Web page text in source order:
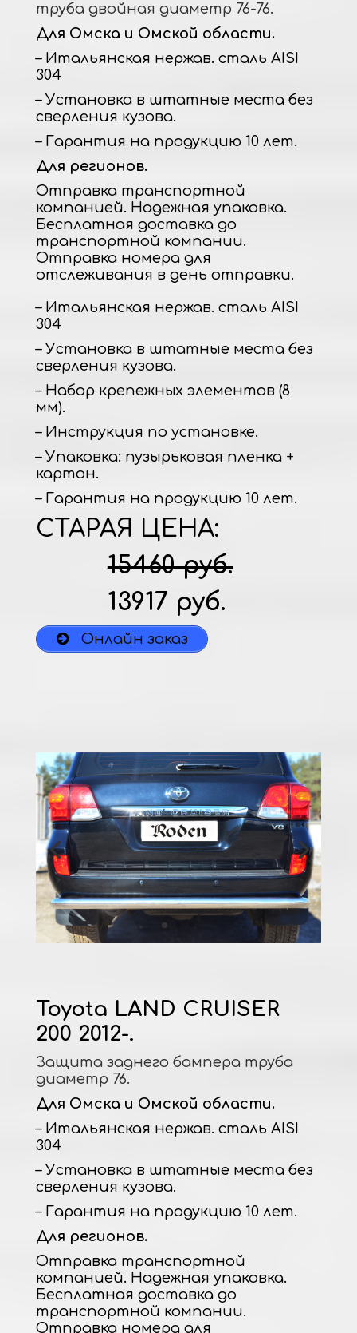
труба двойная диаметр 76-76.
Для Омска и Омской области.
– Итальянская нержав. сталь AISI
304
– Установка в штатные места без
сверления кузова.
– Гарантия на продукцию 10 лет.
Для регионов.
Отправка транспортной
компанией. Надежная упаковка.
Бесплатная доставка до
транспортной компании.
Отправка номера для
отслеживания в день отправки.
– Итальянская нержав. сталь AISI
304
– Установка в штатные места без
сверления кузова.
– Набор крепежных элементов (8
мм).
– Инструкция по установке.
– Упаковка: пузырьковая пленка +
картон.
– Гарантия на продукцию 10 лет.
СТАРАЯ ЦЕНА:
15460 руб.
13917 руб.
Онлайн заказ
Toyota LAND CRUISER
200 2012-.
Защита заднего бампера труба
диаметр 76.
Для Омска и Омской области.
– Итальянская нержав. сталь AISI
304
– Установка в штатные места без
сверления кузова.
– Гарантия на продукцию 10 лет.
Для регионов.
Отправка транспортной
компанией. Надежная упаковка.
Бесплатная доставка до
транспортной компании.
Отправка номера для